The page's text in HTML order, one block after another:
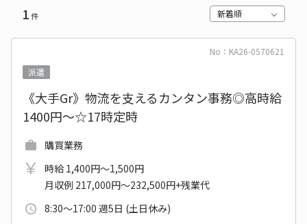
1件 新着順
No：KA26-0570621
派遣
《大手Gr》物流を支えるカンタン事務◎高時給
1400円～☆17時定時
購買業務
時給 1,400円～1,500円
月収例 217,000円～232,500円+残業代
8:30～17:00 週5日 (土日休み)